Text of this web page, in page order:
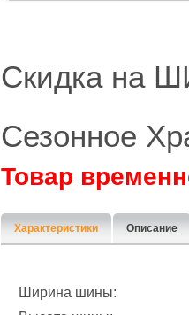
Скидка на
Сезонное
Товар
Характеристики Описание
Ширина шины: